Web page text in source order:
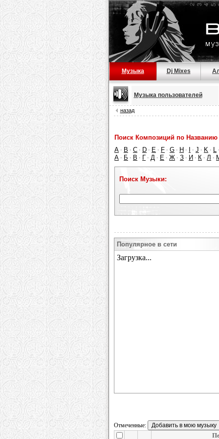
Музыка Dj Mixes
Музыка пользователей
назад
Поиск Композиций по
A · B · C · D · E · F · G · H · · J · K · L ·
А · Б · В · Г · Д · Е · Ж · З · И · К · Л ·
Поиск Музыки:
Популярное в сети
Отмеченные: